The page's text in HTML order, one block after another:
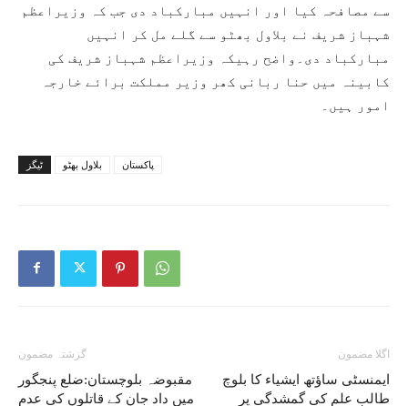
سے مصافحہ کیا اور انہیں مبارکباد دی جب کہ وزیراعظم
شہباز شریف نے بلاول بھٹو سے گلے مل کر انہیں
مبارکباد دی۔واضح رہیکہ وزیراعظم شہباز شریف کی
کابینہ میں حنا ربانی کھر وزیر مملکت برائے خارجہ
امور ہیں۔
ٹیگز بلاول بھٹو پاکستان
گزشتہ مضمون
مقبوضہ بلوچستان:ضلع پنجگور
میں داد جان کے قاتلوں کی عدم
اگلا مضمون
ایمنسٹی ساؤتھ ایشیاء کا بلوچ
طالب علم کی گمشدگی پر